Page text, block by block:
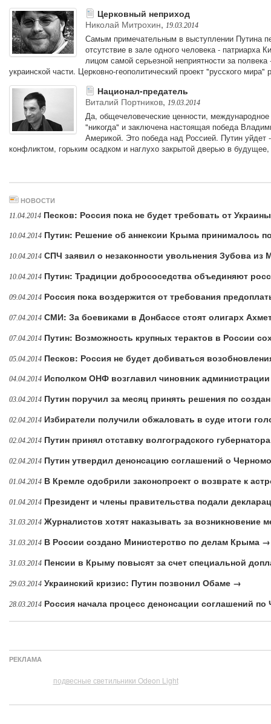
Церковный неприход
Николай Митрохин, 19.03.2014
Самым примечательным в выступлении Путина
отсутствие в зале одного человека - патриарха
лицом самой серьезной неприятности за
украинской части. Церковно-геополитический проект "русского мира"
Национал-предатель
Виталий Портников, 19.03.2014
Да, общечеловеческие ценности,
"никогда" и заключена настоящая победа
Америкой. Это победа над Россией. Путин
конфликтом, горьким осадком и наглухо закрытой дверью в
НОВОСТИ
11.04.2014 Песков: Россия пока не будет требовать от
10.04.2014 Путин: Решение об аннексии Крыма принималось
10.04.2014 СПЧ заявил о незаконности увольнения Зубова
10.04.2014 Путин: Традиции добрососедства объединяют
09.04.2014 Россия пока воздержится от требования
07.04.2014 СМИ: За боевиками в Донбассе стоят олигарх
07.04.2014 Путин: Возможность крупных терактов в России
05.04.2014 Песков: Россия не будет добиваться
04.04.2014 Исполком ОНФ возглавил чиновник
03.04.2014 Путин поручил за месяц принять решения по
02.04.2014 Избиратели получили обжаловать в суде итоги
02.04.2014 Путин принял отставку волгоградского
02.04.2014 Путин утвердил денонсацию соглашений о
01.04.2014 В Кремле одобрили законопроект о возврате к
01.04.2014 Президент и члены правительства подали
31.03.2014 Журналистов хотят наказывать за возникновение
31.03.2014 В России создано Министерство по делам Крыма →
31.03.2014 Пенсии в Крыму повысят за счет специальной
29.03.2014 Украинский кризис: Путин позвонил Обаме →
28.03.2014 Россия начала процесс денонсации соглашений
РЕКЛАМА
подвесные светильники Odeon Light